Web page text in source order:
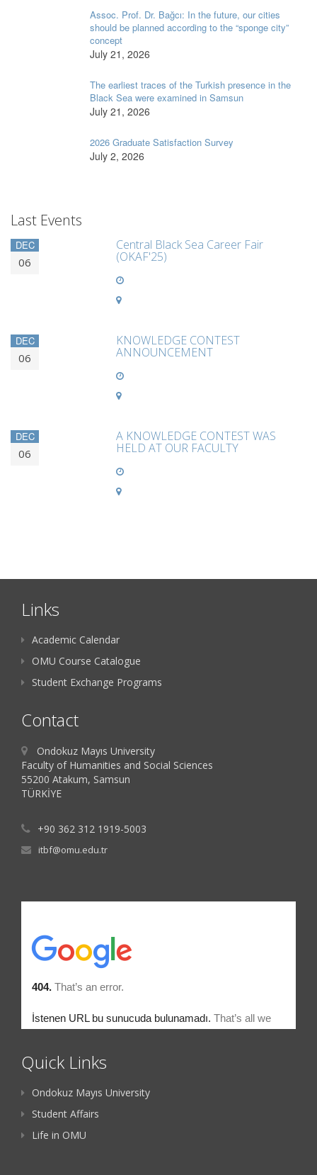
Assoc. Prof. Dr. Bağcı: In the future, our cities
should be planned according to the “sponge city”
concept
July 21, 2026
The earliest traces of the Turkish presence in the
Black Sea were examined in Samsun
July 21, 2026
2026 Graduate Satisfaction Survey
July 2, 2026
Last Events
DEC
06
Central Black Sea Career Fair
(OKAF'25)
DEC
06
KNOWLEDGE CONTEST
ANNOUNCEMENT
DEC
06
A KNOWLEDGE CONTEST WAS
HELD AT OUR FACULTY
Links
Academic Calendar
OMU Course Catalogue
Student Exchange Programs
Contact
Ondokuz Mayıs University
Faculty of Humanities and Social Sciences
55200 Atakum, Samsun
TÜRKİYE
+90 362 312 1919-5003
itbf@omu.edu.tr
Quick Links
Ondokuz Mayıs University
Student Affairs
Life in OMU